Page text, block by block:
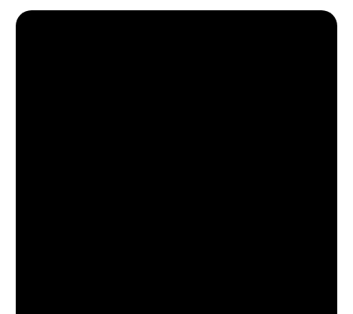
Monnaie et du centre historique à